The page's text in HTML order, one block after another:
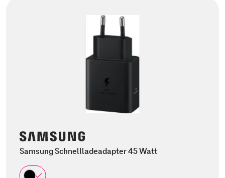
Samsung Schnellladeadapter 45 Watt